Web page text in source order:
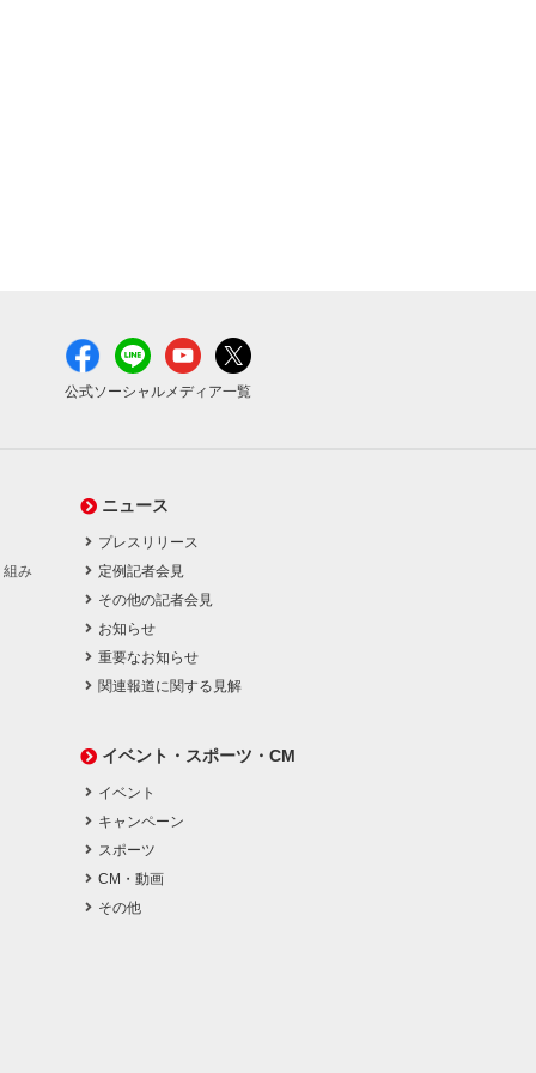
公式ソーシャルメディア一覧
組み
ニュース
プレスリリース
定例記者会見
その他の記者会見
お知らせ
重要なお知らせ
関連報道に関する見解
イベント・スポーツ・CM
イベント
キャンペーン
スポーツ
CM・動画
その他